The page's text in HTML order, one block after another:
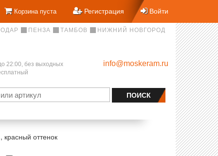
Корзина пуста Регистрация Войти
ПЕНЗА ТАМБОВ НИЖНИЙ НОВГОРОД
22:00, без выходных
info@moskeram.ru
оттенок